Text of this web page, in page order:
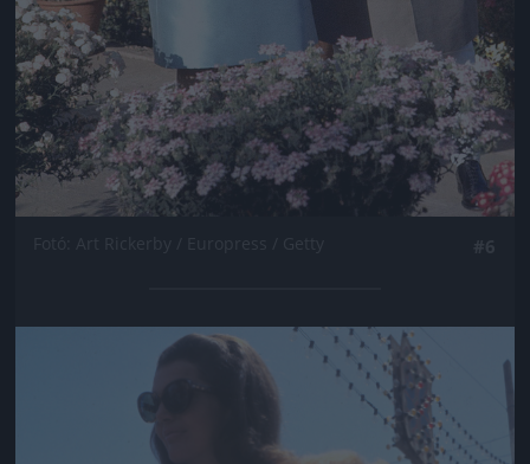
Jön még kép!